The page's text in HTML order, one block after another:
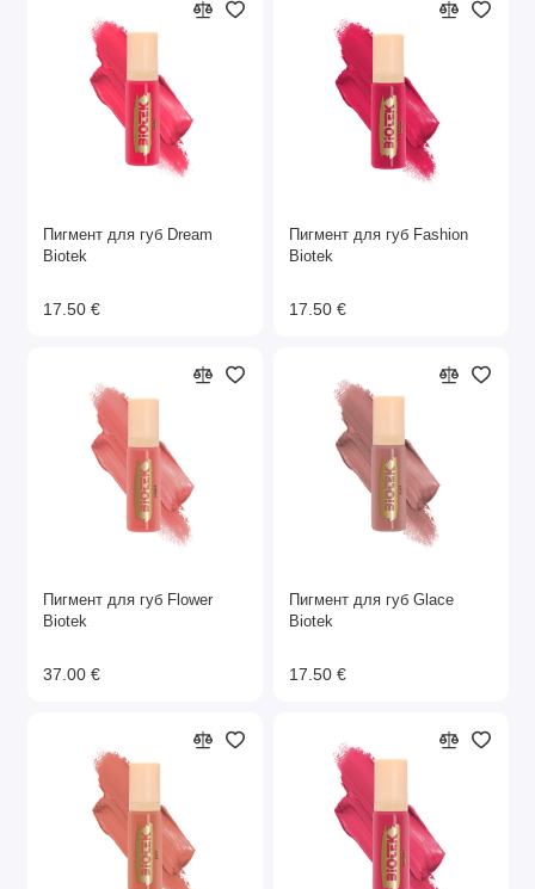
Пигмент для губ Dream
Biotek
17.50 €
Пигмент для губ Fashion
Biotek
17.50 €
Пигмент для губ Flower
Biotek
37.00 €
Пигмент для губ Glace
Biotek
17.50 €